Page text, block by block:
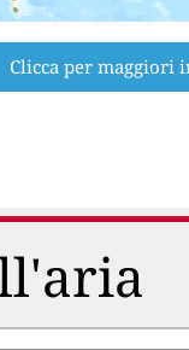
Clicca per maggiori